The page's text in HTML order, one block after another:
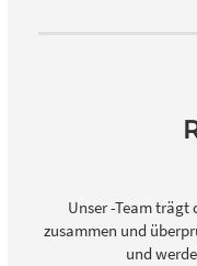
Unser -Team
zusammen und
und